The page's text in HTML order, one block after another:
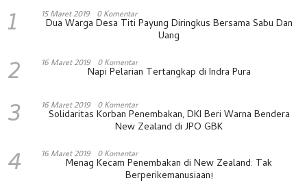
1 15 Maret 2019 0 Komentar
Dua Warga Desa Titi Payung Diringkus Bersama Sabu Dan
Uang
2 16 Maret 2019 0 Komentar
Napi Pelarian Tertangkap di Indra Pura
3 16 Maret 2019 0 Komentar
Solidaritas Korban Penembakan, DKI Beri Warna Bendera
New Zealand di JPO GBK
4 16 Maret 2019 0 Komentar
Menag Kecam Penembakan di New Zealand: Tak
Berperikemanusiaan!